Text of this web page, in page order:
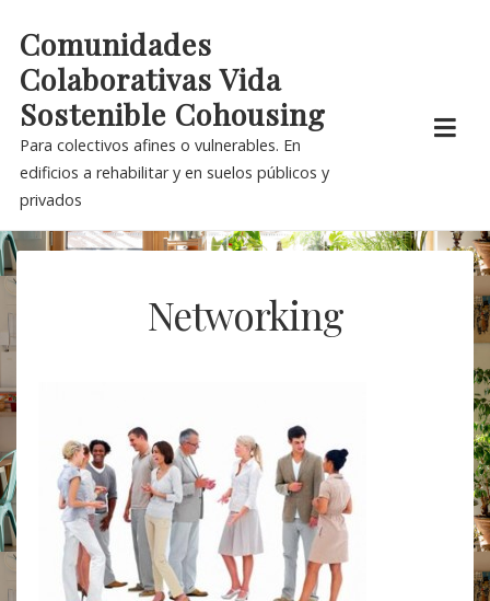
content
Comunidades
Colaborativas Vida
Sostenible Cohousing
Para colectivos afines o vulnerables. En
edificios a rehabilitar y en suelos públicos y
privados
Networking